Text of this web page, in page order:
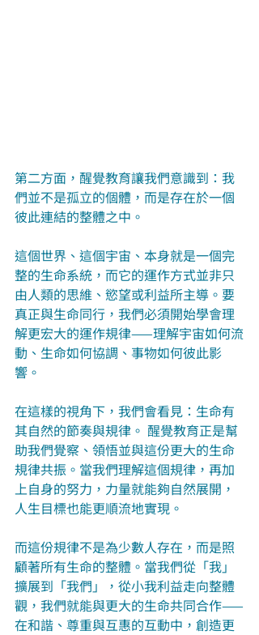
第二方面，醒覺教育讓我們意識到：我
們並不是孤立的個體，而是存在於一個
彼此連結的整體之中。
這個世界、這個宇宙、本身就是一個完
整的生命系統，而它的運作方式並非只
由人類的思維、慾望或利益所主導。要
真正與生命同行，我們必須開始學會理
解更宏大的運作規律——理解宇宙如何流
動、生命如何協調、事物如何彼此影
響。
在這樣的視角下，我們會看見：生命有
其自然的節奏與規律。 醒覺教育正是幫
助我們覺察、領悟並與這份更大的生命
規律共振。當我們理解這個規律，再加
上自身的努力，力量就能夠自然展開，
人生目標也能更順流地實現。
而這份規律不是為少數人存在，而是照
顧著所有生命的整體。當我們從「我」
擴展到「我們」，從小我利益走向整體
觀，我們就能與更大的生命共同合作——
在和諧、尊重與互惠的互動中，創造更